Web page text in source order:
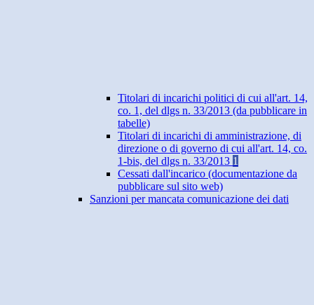
Titolari di incarichi politici di cui all'art. 14,
co. 1, del dlgs n. 33/2013 (da pubblicare in
tabelle)
Titolari di incarichi di amministrazione, di
direzione o di governo di cui all'art. 14, co.
1-bis, del dlgs n. 33/2013 1
Cessati dall'incarico (documentazione da
pubblicare sul sito web)
Sanzioni per mancata comunicazione dei dati